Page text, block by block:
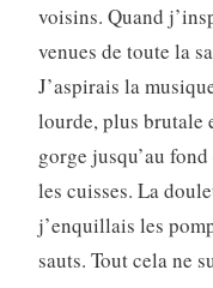
voisins. Quand
venues de toute la
J’aspirais la
lourde, plus brutale
gorge jusqu’au
les cuisses. La
j’enquillais les
sauts. Tout cela ne